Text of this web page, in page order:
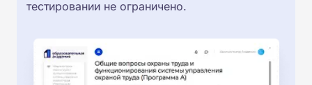
тестировании не ограничено.